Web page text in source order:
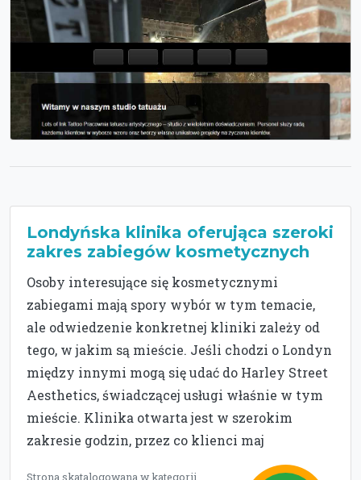
Londyńska klinika oferująca szeroki
zakres zabiegów kosmetycznych
Osoby interesujące się kosmetycznymi
zabiegami mają spory wybór w tym temacie,
ale odwiedzenie konkretnej kliniki zależy od
tego, w jakim są mieście. Jeśli chodzi o Londyn
między innymi mogą się udać do Harley Street
Aesthetics, świadczącej usługi właśnie w tym
mieście. Klinika otwarta jest w szerokim
zakresie godzin, przez co klienci maj
Strona skatalogowana w kategorii